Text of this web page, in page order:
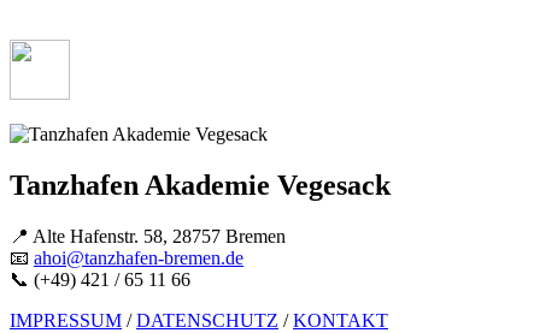
Tanzhafen Akademie Vegesack
📍 Alte Hafenstr. 58, 28757 Bremen
📧 ahoi@tanzhafen-bremen.de
📞 (+49) 421 / 65 11 66
IMPRESSUM /DATENSCHUTZ /KONTAKT